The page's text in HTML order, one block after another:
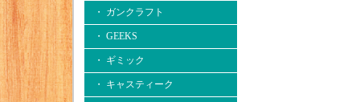
・ ガンクラフト
・ GEEKS
・ ギミック
・ キャスティーク